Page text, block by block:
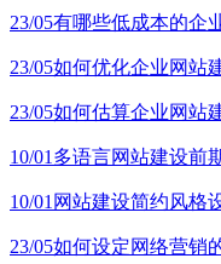
23/05有哪些低成本的企
23/05如何优化企业网站
23/05如何估算企业网站
10/01 多语言网站建设前
10/01 网站建设简约风格
23/05如何设定网络营销